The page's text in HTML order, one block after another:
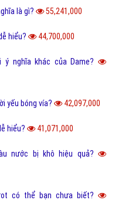
là gì? 55,241,000
hiểu? 44,700,000
ý nghĩa khác của Dame?
yếu bóng vía? 42,097,000
hiểu? 41,071,000
nước bị khô hiệu quả?
có thể bạn chưa biết?